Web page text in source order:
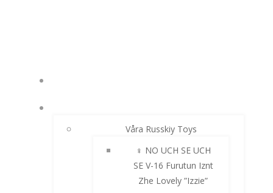
Våra Russkiy Toys
♀ NO UCH SE UCH
SE V-16 Furutun Iznt
Zhe Lovely ”Izzie”